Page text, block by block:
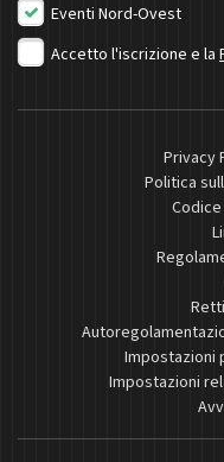
Eventi Nord-Ovest
Accetto l'iscrizione e la
Privacy
Politica
Impostazioni
Impostazioni